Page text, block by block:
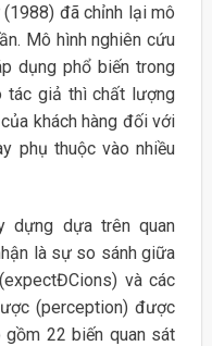
đã chỉnh lại mô
Mô hình nghiên cứu
dụng phổ biến trong
tác giả thì chất lượng
khách hàng đối với
phụ thuộc vào nhiều
dựng dựa trên quan
là sự so sánh giữa
và các
(perception) được
gồm 22 biến quan sát